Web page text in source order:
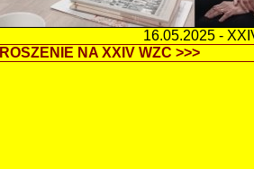
16.05.2025 -
NA XXIV WZC >>>